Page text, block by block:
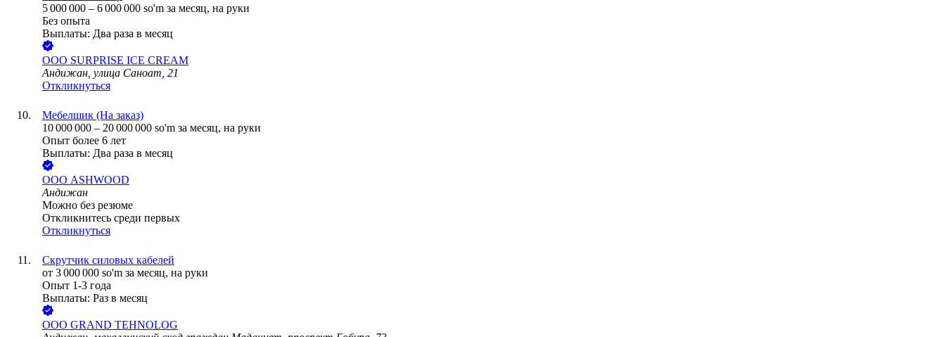
5 000 000 – 6 000 000 so'm за месяц, на руки
Без опыта
Выплаты: Два раза в месяц
ООО SURPRISE ICE CREAM
Андижан, улица Саноат, 21
Откликнуться
Мебелшик (На заказ)
10 000 000 – 20 000 000 so'm за месяц, на руки
Опыт более 6 лет
Выплаты: Два раза в месяц
ООО ASHWOOD
Андижан
Можно без резюме
Откликнитесь среди первых
Откликнуться
Скрутчик силовых кабелей
от 3 000 000 so'm за месяц, на руки
Опыт 1-3 года
Выплаты: Раз в месяц
ООО GRAND TEHNOLOG